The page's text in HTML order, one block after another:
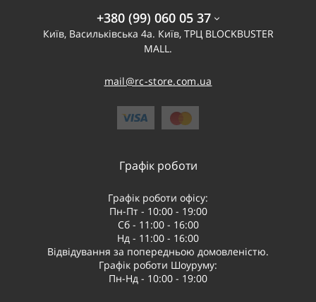
+380 (99) 060 05 37
Київ, Васильківська 4а. Київ, ТРЦ BLOCKBUSTER
MALL.
mail@rc-store.com.ua
Графік роботи
Графік роботи офісу:
Пн-Пт - 10:00 - 19:00
Сб - 11:00 - 16:00
Нд - 11:00 - 16:00
Відвідування за попередньою домовленістю.
Графік роботи Шоуруму:
Пн-Нд - 10:00 - 19:00